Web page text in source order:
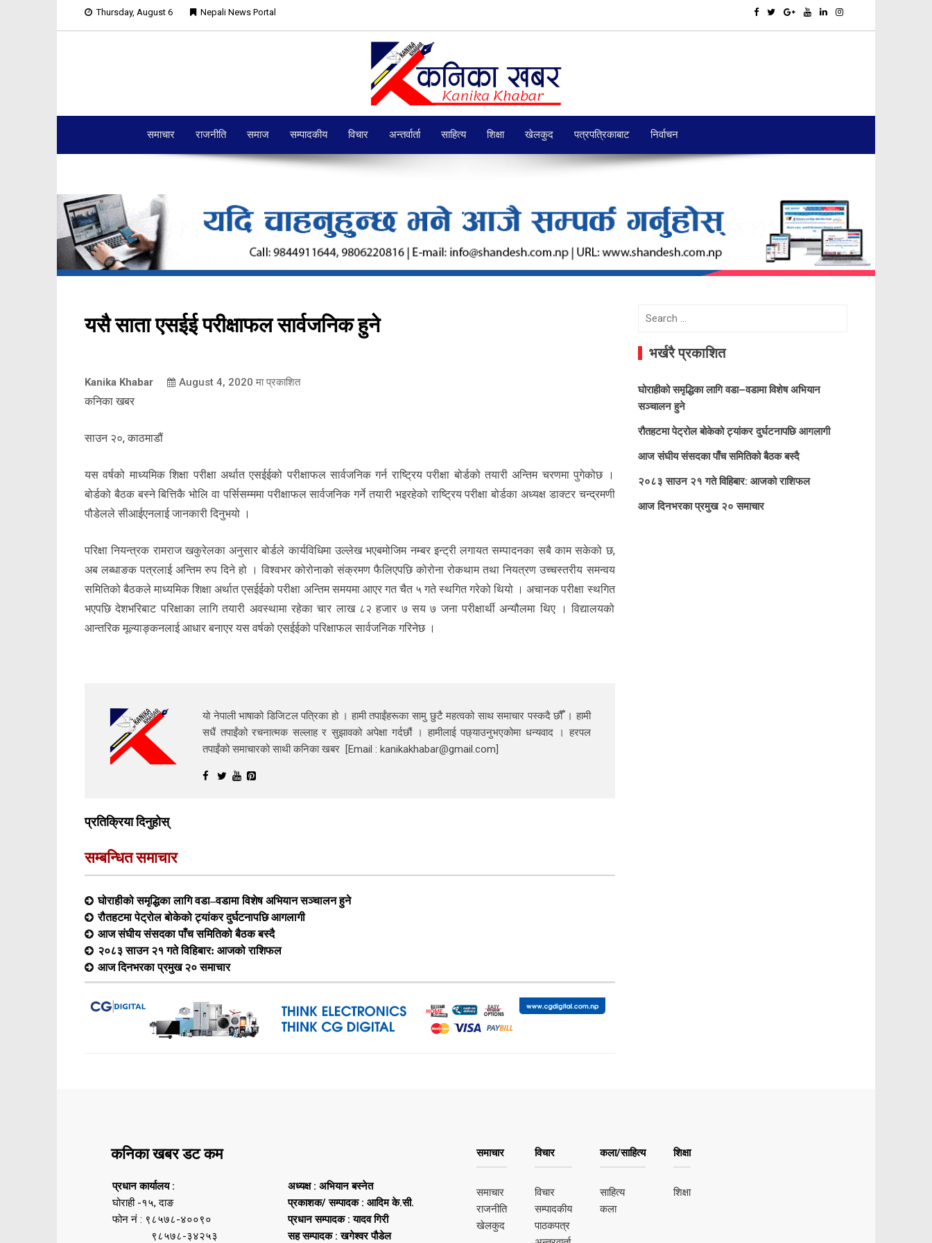
Thursday, August 6 Nepali News Portal
समाचार राजनीति समाज सम्पादकीय विचार अन्तर्वार्ता साहित्य शिक्षा खेलकुद पत्रपत्रिकाबाट निर्वाचन
यसै साता एसईई परीक्षाफल सार्वजनिक हुने
Kanika Khabar August 4, 2020 मा प्रकाशित
कनिका खबर
साउन २०, काठमाडौं
यस वर्षको माध्यमिक शिक्षा परीक्षा अर्थात एसईईको परीक्षाफल सार्वजनिक गर्न राष्ट्रिय परीक्षा बोर्डको तयारी अन्तिम चरणमा पुगेकोछ ।
बोर्डको बैठक बस्ने बित्तिकै भोलि वा पर्सिसम्ममा परीक्षाफल सार्वजनिक गर्ने तयारी भइरहेको राष्ट्रिय परीक्षा बोर्डका अध्यक्ष डाक्टर चन्द्रमणी
पौडेलले सीआईएनलाई जानकारी दिनुभयो ।
परिक्षा नियन्त्रक रामराज खकुरेलका अनुसार बोर्डले कार्यविधिमा उल्लेख भएबमोजिम नम्बर इन्ट्री लगायत सम्पादनका सबै काम सकेको छ,
अब लब्धाङक पत्रलाई अन्तिम रुप दिने हो । विश्वभर कोरोनाको संक्रमण फैलिएपछि कोरोना रोकथाम तथा नियत्रण उच्चस्तरीय समन्वय
समितिको बैठकले माध्यमिक शिक्षा अर्थात एसईईको परीक्षा अन्तिम समयमा आएर गत चैत ५ गते स्थगित गरेको थियो । अचानक परीक्षा स्थगित
भएपछि देशभरिबाट परिक्षाका लागि तयारी अवस्थामा रहेका चार लाख ८२ हजार ७ सय ७ जना परीक्षार्थी अन्यौलमा थिए । विद्यालयको
आन्तरिक मूल्याङ्कनलाई आधार बनाएर यस वर्षको एसईईको परिक्षाफल सार्वजनिक गरिनेछ ।
यो नेपाली भाषाको डिजिटल पत्रिका हो । हामी तपाईंहरूका सामु छुटै महत्वको साथ समाचार पस्कदै छौँँ । हामी
सधैं तपाईंको रचनात्मक सल्लाह र सुझावको अपेक्षा गर्दछौं । हामीलाई पछ्याउनुभएकोमा धन्यवाद । हरपल
तपाईंको समाचारको साथी कनिका खबर [Email : kanikakhabar@gmail.com]
प्रतिक्रिया दिनुहोस्
सम्बन्धित समाचार
घोराहीको समृद्धिका लागि वडा–वडामा विशेष अभियान सञ्चालन हुने
रौतहटमा पेट्रोल बोकेको ट्यांकर दुर्घटनापछि आगलागी
आज संघीय संसदका पाँच समितिको बैठक बस्दै
२०८३ साउन २१ गते विहिबार: आजको राशिफल
आज दिनभरका प्रमुख २० समाचार
Search
भर्खरै प्रकाशित
घोराहीको समृद्धिका लागि वडा–वडामा विशेष अभियान
सञ्चालन हुने
रौतहटमा पेट्रोल बोकेको ट्यांकर दुर्घटनापछि आगलागी
आज संघीय संसदका पाँच समितिको बैठक बस्दै
२०८३ साउन २१ गते विहिबार: आजको राशिफल
आज दिनभरका प्रमुख २० समाचार
कनिका खबर डट कम
प्रधान कार्यालय :
घोराही -१५, दाङ
फोन नं : ९८५७८-४००९०
९८५७८-३४२५३
अध्यक्ष : अभियान बस्नेत
प्रकाशक/ सम्पादक : आदिम के.सी.
प्रधान सम्पादक : यादव गिरी
सह सम्पादक : खगेश्वर पौडेल
समाचार
समाचार
राजनीति
खेलकुद
विचार
विचार
सम्पादकीय
पाठकपत्र
कला/साहित्य
साहित्य
कला
शिक्षा
शिक्षा